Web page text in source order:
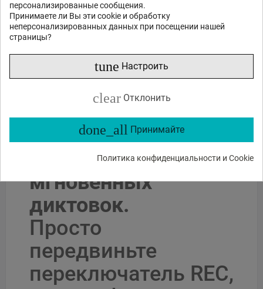
персонализированные сообщения.
Принимаете ли Вы эти cookie и обработку
неперсонализированных данных при посещении нашей
страницы?
tune Настроить
clear Отклонить
done_all Принимайте
Политика конфиденциальности и Cookie
или спросите
Какие функции?
Описание продукта
Разработан для
мгновенных
диктовок.
Просто
передвиньте
переключатель REC,